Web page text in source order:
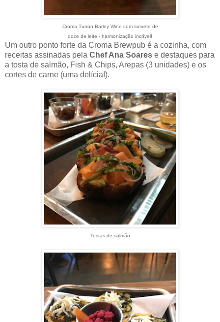
Croma Turron Barley Wine com sorvete de
doce de leite - harmonização incrível!
Um outro ponto forte da Croma Brewpub é a cozinha, com
receitas assinadas pela Chef Ana Soares e destaques para
a tosta de salmão, Fish & Chips, Arepas (3 unidades) e os
cortes de carne (uma delícia!).
Tostas de salmão